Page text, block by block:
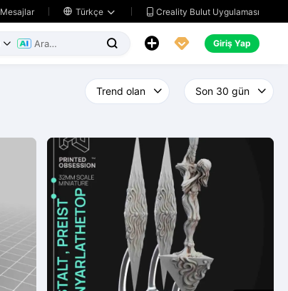
Mesajlar  Türkçe   Creality Bulut Uygulaması
    Giriş Yap